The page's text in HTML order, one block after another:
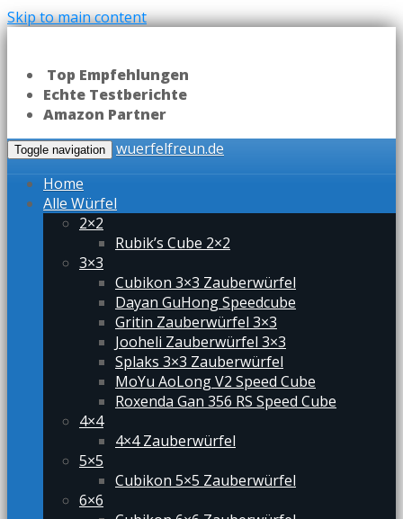
Skip to main content
Top Empfehlungen
Echte Testberichte
Amazon Partner
Toggle navigation
wuerfelfreun.de
Home
Alle Würfel
2×2
Rubik’s Cube 2×2
3×3
Cubikon 3×3 Zauberwürfel
Dayan GuHong Speedcube
Gritin Zauberwürfel 3×3
Jooheli Zauberwürfel 3×3
Splaks 3×3 Zauberwürfel
MoYu AoLong V2 Speed Cube
Roxenda Gan 356 RS Speed Cube
4×4
4×4 Zauberwürfel
5×5
Cubikon 5×5 Zauberwürfel
6×6